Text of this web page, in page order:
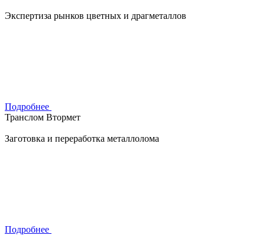
Экспертиза рынков цветных и драгметаллов
Подробнее
Транслом Втормет
Заготовка и переработка металлолома
Подробнее